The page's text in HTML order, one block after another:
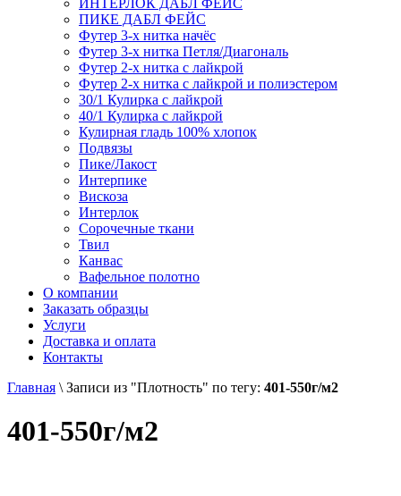
ИНТЕРЛОК ДАБЛ ФЕЙС
ПИКЕ ДАБЛ ФЕЙС
Футер 3-х нитка начёс
Футер 3-х нитка Петля/Диагональ
Футер 2-х нитка с лайкрой
Футер 2-х нитка с лайкрой и полиэстером
30/1 Кулирка с лайкрой
40/1 Кулирка с лайкрой
Кулирная гладь 100% хлопок
Подвязы
Пике/Лакост
Интерпике
Вискоза
Интерлок
Сорочечные ткани
Твил
Канвас
Вафельное полотно
О компании
Заказать образцы
Услуги
Доставка и оплата
Контакты
Главная \ Записи из "Плотность" по тегу: 401-550г/м2
401-550г/м2